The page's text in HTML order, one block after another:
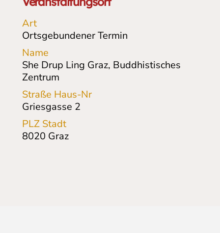
Art
Ortsgebundener Termin
Name
She Drup Ling Graz, Buddhistisches
Zentrum
Straße Haus-Nr
Griesgasse 2
PLZ Stadt
8020 Graz